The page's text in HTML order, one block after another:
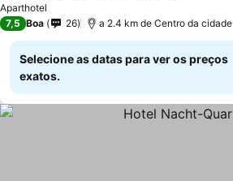
Aparthotel
7,5 Boa 26 a 2.4 km de Centro da cidade
Selecione as datas para ver os preços
exatos.